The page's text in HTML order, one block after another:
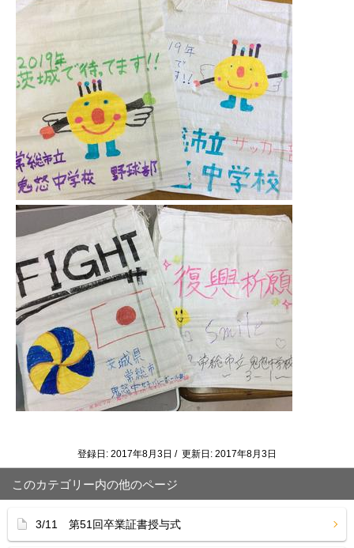
登録日: 2017年8月3日 / 更新日: 2017年8月3日
このカテゴリー内の他のページ
3/11 第51回卒業証書授与式